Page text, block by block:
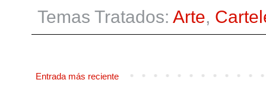
Temas Tratados: Arte,
Entrada más reciente